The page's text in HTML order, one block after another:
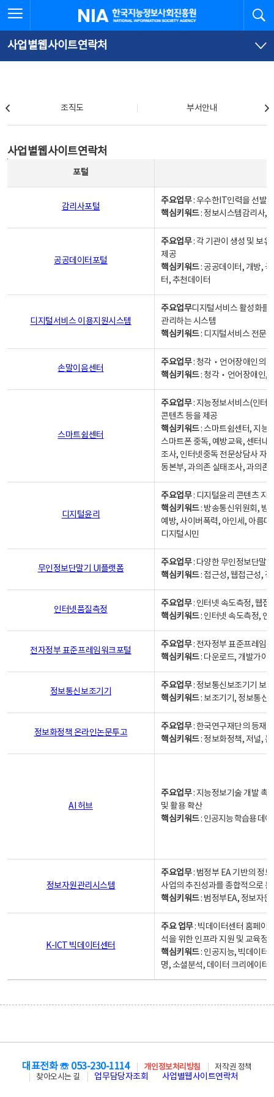
문
로
가
체
뉴
바
가
한국지능정보사회진흥원
사업별웹사이트연락처
조직도 부서안내
사업별웹사이트연락처
포털
감리사포털
주요업무: 우수한IT인력을 선발
핵심키워드: 정보시스템감리사,
공공데이터포털
주요업무: 각 기관이 생성 및 보
제공
핵심키워드: 공공데이터, 개방,
터, 추천데이터
디지털서비스 이용지원시스템
주요업무디지털서비스 활성화를
관리하는 시스템
핵심키워드: 디지털서비스 전문
손말이음센터
주요업무: 청각‧언어장애인의
핵심키워드: 청각‧언어장애인,
스마트쉼센터
주요업무: 지능정보서비스(인터
콘텐츠 등을 제공
핵심키워드: 스마트쉼센터, 지능
스마트폰 중독, 예방교육, 센터내
조사, 인터넷중독 전문상담사 자
동본부, 과의존 실태조사, 과의존
디지털윤리
주요업무: 디지털윤리 콘텐츠 지
핵심키워드: 방송통신위원회, 방
예방, 사이버폭력, 아인세, 아름
디지털시민
무인정보단말기 UI플랫폼
주요업무: 다양한 무인정보단말
핵심키워드: 접근성, 웹접근성,
인터넷품질측정
주요업무: 인터넷 속도측정, 웹접
핵심키워드: 인터넷 속도측정, 인
전자정부 표준프레임워크포털
주요업무: 전자정부 표준프레임
핵심키워드: 다운로드, 개발가이
정보통신보조기기
주요업무: 정보통신보조기기 보
핵심키워드: 보조기기, 정보통신
정보화정책 온라인논문투고
주요업무: 한국연구재단의 등재
핵심키워드: 정보화정책, 저널,
AI 허브
주요업무: 지능정보기술 개발 촉
및 활용 확산
핵심키워드: 인공지능 학습용 데
정보자원관리시스템
주요업무: 범정부 EA 기반의 정
사업의 추진성과를 종합적으로
핵심키워드: 범정부EA, 정보자
K-ICT 빅데이터센터
주요 업무: 빅데이터센터 홈페이
석을 위한 인프라 지원 및 교육정
핵심키워드: 인공지능, 빅데이터,
명, 소셜분석, 데이터 크리에이터
대표전화 ☏ 053-230-1114 개인정보처리방침
저작권 정책
찾아오시는 길
업무담당자조회 사업별웹사이트연락처